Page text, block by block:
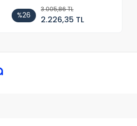
%26
3.005,86 TL
2.226,35 TL